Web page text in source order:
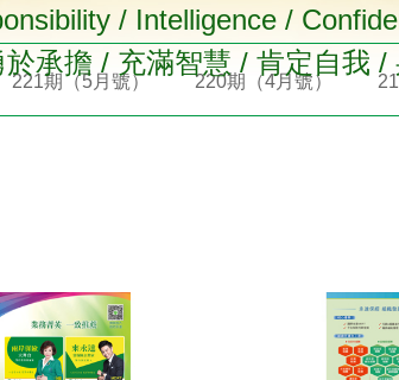
221期（5月號） 220期（4月號）
/ Intelligence /
於承擔 / 充滿智慧 / 肯定自我 /